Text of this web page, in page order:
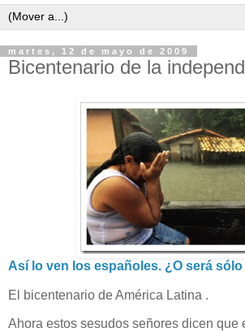
martes, 12 de mayo de 2009
Bicentenario de la
Así lo ven los españoles. ¿O será
El bicentenario de América Latina .
Ahora estos sesudos señores dicen que